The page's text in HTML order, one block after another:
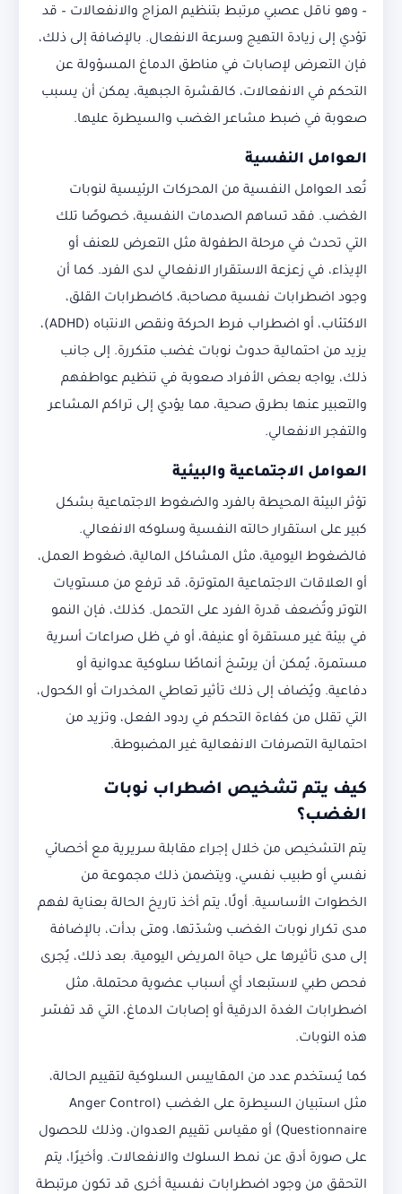
– وهو ناقل عصبي مرتبط بتنظيم المزاج والانفعالات – قد
تؤدي إلى زيادة التهيج وسرعة الانفعال. بالإضافة إلى ذلك،
فإن التعرض لإصابات في مناطق الدماغ المسؤولة عن
التحكم في الانفعالات، كالقشرة الجبهية، يمكن أن يسبب
صعوبة في ضبط مشاعر الغضب والسيطرة عليها.
العوامل النفسية
تُعد العوامل النفسية من المحركات الرئيسية لنوبات
الغضب. فقد تساهم الصدمات النفسية، خصوصًا تلك
التي تحدث في مرحلة الطفولة مثل التعرض للعنف أو
الإيذاء، في زعزعة الاستقرار الانفعالي لدى الفرد. كما أن
وجود اضطرابات نفسية مصاحبة، كاضطرابات القلق،
الاكتئاب، أو اضطراب فرط الحركة ونقص الانتباه (ADHD)،
يزيد من احتمالية حدوث نوبات غضب متكررة. إلى جانب
ذلك، يواجه بعض الأفراد صعوبة في تنظيم عواطفهم
والتعبير عنها بطرق صحية، مما يؤدي إلى تراكم المشاعر
والتفجر الانفعالي.
العوامل الاجتماعية والبيئية
تؤثر البيئة المحيطة بالفرد والضغوط الاجتماعية بشكل
كبير على استقرار حالته النفسية وسلوكه الانفعالي.
فالضغوط اليومية، مثل المشاكل المالية، ضغوط العمل،
أو العلاقات الاجتماعية المتوترة، قد ترفع من مستويات
التوتر وتُضعف قدرة الفرد على التحمل. كذلك، فإن النمو
في بيئة غير مستقرة أو عنيفة، أو في ظل صراعات أسرية
مستمرة، يُمكن أن يرسّخ أنماطًا سلوكية عدوانية أو
دفاعية. ويُضاف إلى ذلك تأثير تعاطي المخدرات أو الكحول،
التي تقلل من كفاءة التحكم في ردود الفعل، وتزيد من
احتمالية التصرفات الانفعالية غير المضبوطة.
كيف يتم تشخيص اضطراب نوبات
الغضب؟
يتم التشخيص من خلال إجراء مقابلة سريرية مع أخصائي
نفسي أو طبيب نفسي، ويتضمن ذلك مجموعة من
الخطوات الأساسية. أولًا، يتم أخذ تاريخ الحالة بعناية لفهم
مدى تكرار نوبات الغضب وشدّتها، ومتى بدأت، بالإضافة
إلى مدى تأثيرها على حياة المريض اليومية. بعد ذلك، يُجرى
فحص طبي لاستبعاد أي أسباب عضوية محتملة، مثل
اضطرابات الغدة الدرقية أو إصابات الدماغ، التي قد تفسّر
هذه النوبات.
كما يُستخدم عدد من المقاييس السلوكية لتقييم الحالة،
مثل استبيان السيطرة على الغضب (Anger Control
Questionnaire) أو مقياس تقييم العدوان، وذلك للحصول
على صورة أدق عن نمط السلوك والانفعالات. وأخيرًا، يتم
التحقق من وجود اضطرابات نفسية أخرى قد تكون مرتبطة